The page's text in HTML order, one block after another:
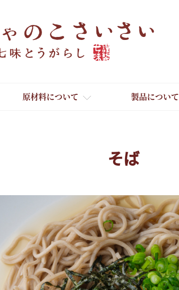
たれ・ドレッシング
おだし
お菓子
国産・鷹の爪
原材料について 製品について
そば